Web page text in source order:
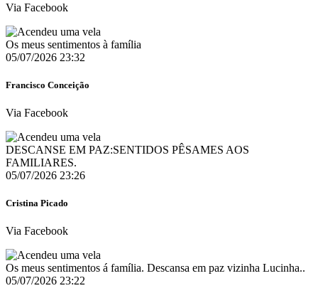
Via Facebook
Os meus sentimentos à família
05/07/2026 23:32
Francisco Conceição
Via Facebook
DESCANSE EM PAZ:SENTIDOS PÊSAMES AOS
FAMILIARES.
05/07/2026 23:26
Cristina Picado
Via Facebook
Os meus sentimentos á família. Descansa em paz vizinha Lucinha..
05/07/2026 23:22